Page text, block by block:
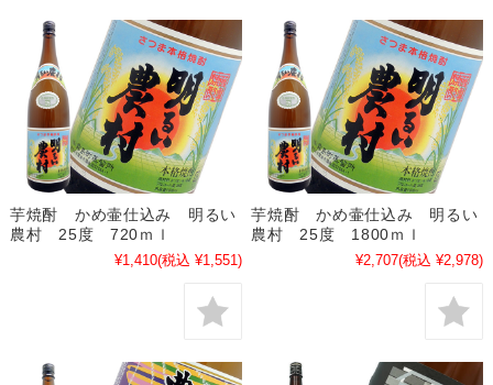
芋焼酎 かめ壷仕込み 明るい
農村 25度 720ｍｌ
¥1,410(税込 ¥1,551)
芋焼酎 かめ壷仕込み 明るい
農村 25度 1800ｍｌ
¥2,707(税込 ¥2,978)